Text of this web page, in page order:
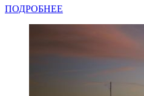
ПОДРОБНЕЕ